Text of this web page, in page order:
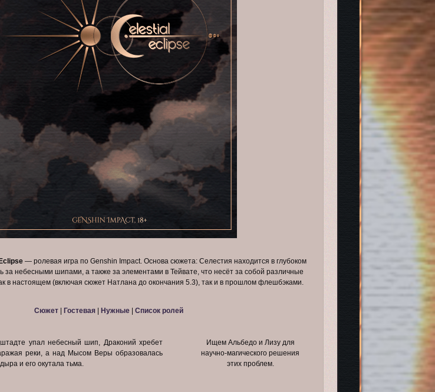
— ролевая игра по Genshin Impact. Основа сюжета: Селестия находится в глубоком
за небесными шипами, а также за элементами в Тейвате, что несёт за собой различные
в настоящем (включая сюжет Натлана до окончания 5.3), так и в прошлом флешбэками.
Сюжет| Гостевая| Нужные| Список ролей
упал небесный шип, Драконий хребет
реки, а над Мысом Веры образовалась
и его окутала тьма.
Ищем Альбедо и Лизу для
научно-магического решения
этих проблем.